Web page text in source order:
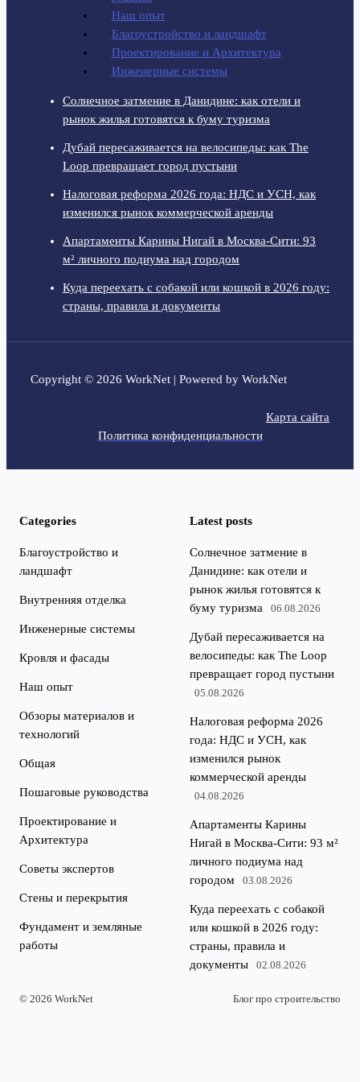
Наш опыт
Благоустройство и ландшафт
Проектирование и Архитектура
Инженерные системы
Солнечное затмение в Данидине: как отели и
рынок жилья готовятся к буму туризма
Дубай пересаживается на велосипеды: как The
Loop превращает город пустыни
Налоговая реформа 2026 года: НДС и УСН, как
изменился рынок коммерческой аренды
Апартаменты Карины Нигай в Москва-Сити: 93
м² личного подиума над городом
Куда переехать с собакой или кошкой в 2026 году:
страны, правила и документы
Copyright © 2026 WorkNet | Powered by WorkNet
Карта сайта
Политика конфиденциальности
Categories
Благоустройство и
ландшафт
Внутренняя отделка
Инженерные системы
Кровля и фасады
Наш опыт
Обзоры материалов и
технологий
Общая
Пошаговые руководства
Проектирование и
Архитектура
Советы экспертов
Стены и перекрытия
Фундамент и земляные
работы
Latest posts
Солнечное затмение в
Данидине: как отели и
рынок жилья готовятся к
буму туризма
06.08.2026
Дубай пересаживается на
велосипеды: как The Loop
превращает город пустыни
05.08.2026
Налоговая реформа 2026
года: НДС и УСН, как
изменился рынок
коммерческой аренды
04.08.2026
Апартаменты Карины
Нигай в Москва-Сити: 93 м²
личного подиума над
городом
03.08.2026
Куда переехать с собакой
или кошкой в 2026 году:
страны, правила и
документы
02.08.2026
© 2026 WorkNet Блог про строительство